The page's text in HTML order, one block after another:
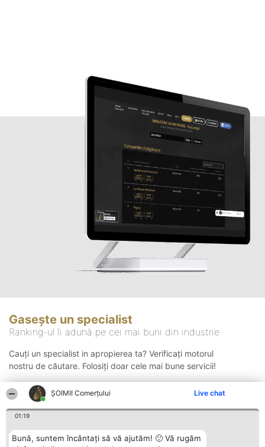
ȘOIMII Comerțului Live chat
01:19
Bună, suntem încântați să vă ajutăm! 🙂 Vă rugăm
Gasește un specialist
Ranking-ul îi adună pe cei mai buni din industrie
Cauți un specialist in apropierea ta? Verificați motorul
nostru de căutare. Folosiți doar cele mai bune servicii!